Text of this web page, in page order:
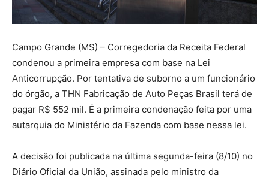
Campo Grande (MS) – Corregedoria da Receita Federal
condenou a primeira empresa com base na Lei
Anticorrupção. Por tentativa de suborno a um funcionário
do órgão, a THN Fabricação de Auto Peças Brasil terá de
pagar R$ 552 mil. É a primeira condenação feita por uma
autarquia do Ministério da Fazenda com base nessa lei.
A decisão foi publicada na última segunda-feira (8/10) no
Diário Oficial da União, assinada pelo ministro da